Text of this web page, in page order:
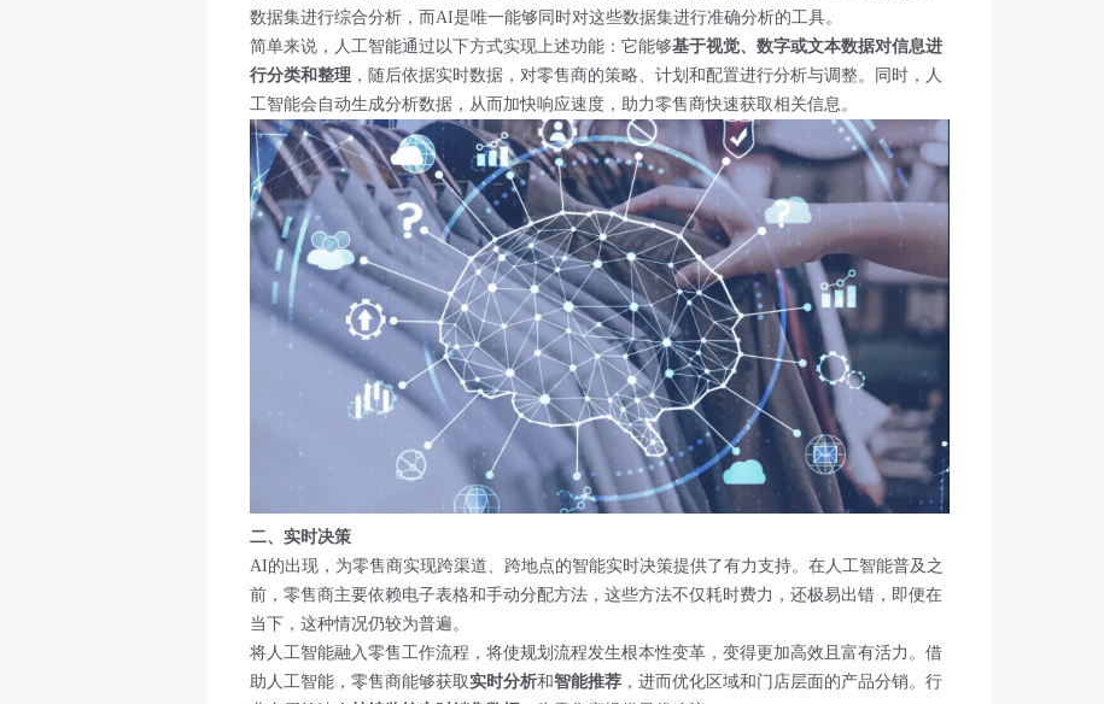
数据集进行综合分析，而AI是唯一能够同时对这些数据集进行准确分析的工具。
简单来说，人工智能通过以下方式实现上述功能：它能够基于视觉、数字或文本数据对信息进
行分类和整理 ，随后依据实时数据，对零售商的策略、计划和配置进行分析与调整。同时，人
工智能会自动生成分析数据，从而加快响应速度，助力零售商快速获取相关信息。
二、实时决策
AI的出现，为零售商实现跨渠道、跨地点的智能实时决策提供了有力支持。在人工智能普及之
前，零售商主要依赖电子表格和手动分配方法，这些方法不仅耗时费力，还极易出错，即便在
当下，这种情况仍较为普遍。
将人工智能融入零售工作流程，将使规划流程发生根本性变革，变得更加高效且富有活力。借
助人工智能，零售商能够获取实时分析和智能推荐 ，进而优化区域和门店层面的产品分销。行